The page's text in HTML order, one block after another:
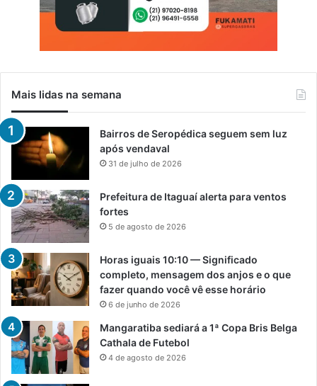
Mais lidas na semana
Bairros de Seropédica seguem sem luz
após vendaval
31 de julho de 2026
Prefeitura de Itaguaí alerta para ventos
fortes
5 de agosto de 2026
Horas iguais 10:10 — Significado
completo, mensagem dos anjos e o que
fazer quando você vê esse horário
6 de junho de 2026
Mangaratiba sediará a 1ª Copa Bris Belga
Cathala de Futebol
4 de agosto de 2026